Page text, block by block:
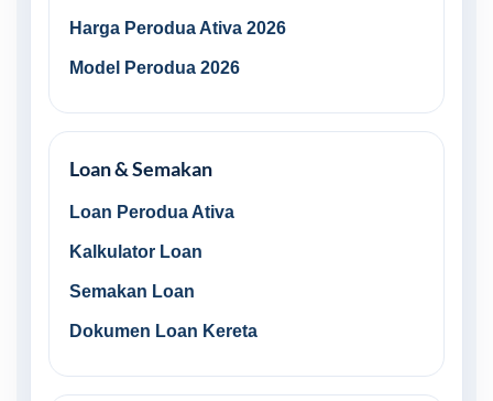
Harga Perodua Ativa 2026
Model Perodua 2026
Loan & Semakan
Loan Perodua Ativa
Kalkulator Loan
Semakan Loan
Dokumen Loan Kereta